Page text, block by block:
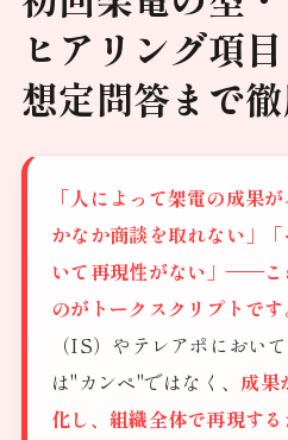
ヒアリング項目
想定問答まで
「人によって架電の成果
かなか商談を取れない」
いて再現性がない」——こ
のがトークスクリプトです
（IS）やテレアポにおい
は"カンペ"ではなく、 成果
化し、組織全体で再現す